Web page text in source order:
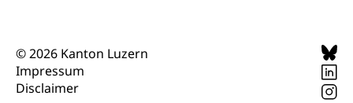
© 2026 Kanton Luzern
Impressum
Disclaimer
Arbeitslosenversicherung (WAS Luzern)
Invalidenversicherung (WAS Luzern)
Gesundheitsversorgung, Spital, Pflegeinitiative,
Ambulant vor stationär, AVOS, Patientendossier
AHV / IV